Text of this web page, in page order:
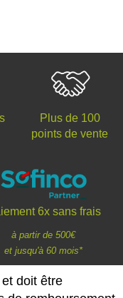
Plus de 100
points de vente
6x sans frais
à partir de 500€
et jusqu'à 60 mois*
doit être